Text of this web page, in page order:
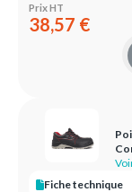
Prix HT
38,57 €
Fiche technique